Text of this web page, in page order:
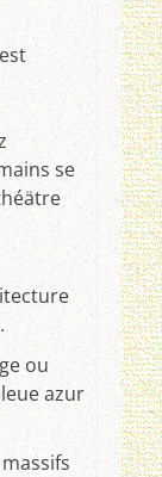
se
ou
azur